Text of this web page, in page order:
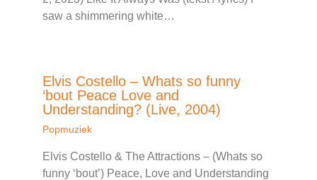
saw a shimmering white…
Elvis Costello – Whats so funny
‘bout Peace Love and
Understanding? (Live, 2004)
Popmuziek
Elvis Costello & The Attractions – (Whats so
funny ‘bout’) Peace, Love and Understanding